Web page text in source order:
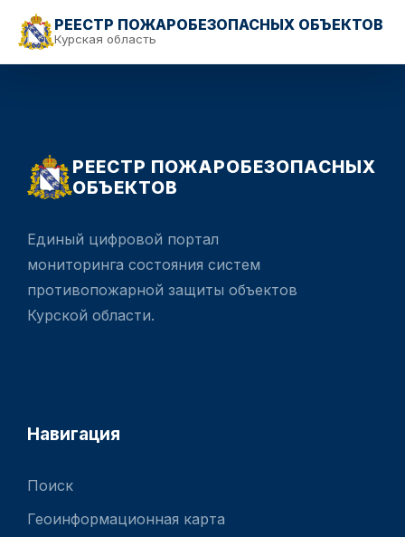
РЕЕСТР ПОЖАРОБЕЗОПАСНЫХ ОБЪЕКТОВ
Курская область
РЕЕСТР ПОЖАРОБЕЗОПАСНЫХ
ОБЪЕКТОВ
Единый цифровой портал
мониторинга состояния систем
противопожарной защиты объектов
Курской области.
Навигация
Поиск
Геоинформационная карта